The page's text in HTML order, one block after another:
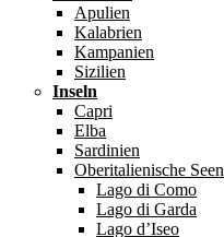
Apulien
Kalabrien
Kampanien
Sizilien
Inseln
Capri
Elba
Sardinien
Oberitalienische Seen
Lago di Como
Lago di Garda
Lago d’Iseo